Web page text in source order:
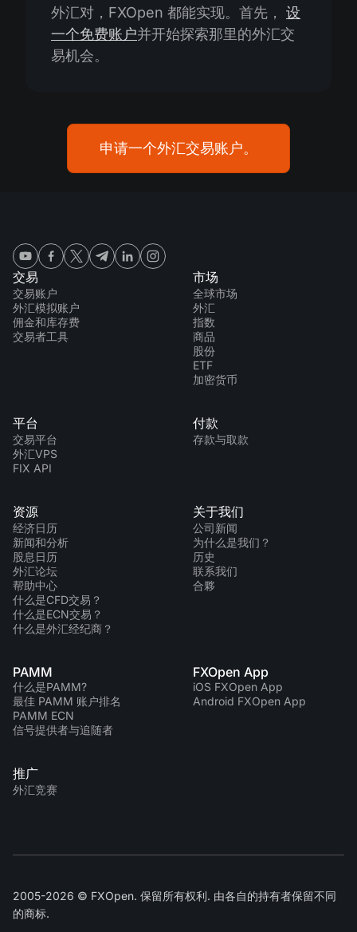
外汇对，FXOpen 都能实现。首先， 设
一个免费账户并开始探索那里的外汇交
易机会。
申请一个外汇交易账户。
交易
交易账户
外汇模拟账户
佣金和库存费
交易者工具
市场
全球市场
外汇
指数
商品
股份
ETF
加密货币
平台
交易平台
外汇VPS
FIX API
付款
存款与取款
资源
经济日历
新闻和分析
股息日历
外汇论坛
帮助中心
什么是CFD交易？
什么是ECN交易？
什么是外汇经纪商？
关于我们
公司新闻
为什么是我们？
历史
联系我们
合夥
PAMM
什么是PAMM?
最佳 PAMM 账户排名
PAMM ECN
信号提供者与追随者
FXOpen App
iOS FXOpen App
Android FXOpen App
推广
外汇竞赛
2005-2026 © FXOpen. 保留所有权利. 由各自的持有者保留不同
的商标.